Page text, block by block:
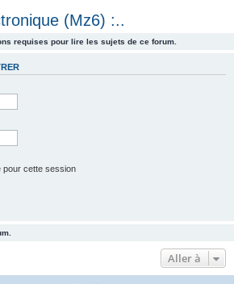
e
(Mz6) :..
requises pour lire les sujets de ce forum.
pour cette session
Aller à